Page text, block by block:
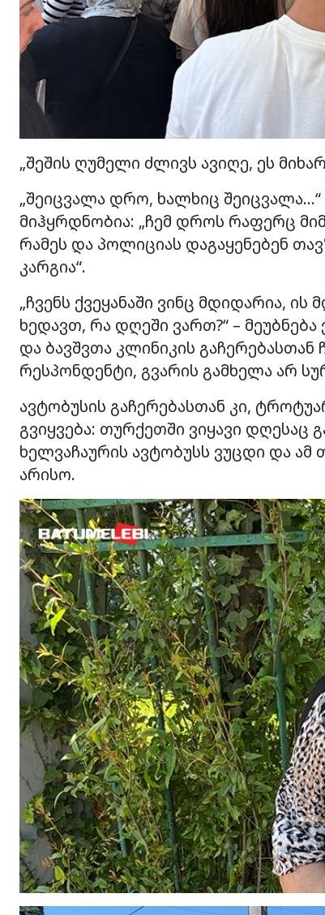
„შეშის ღუმელი ძლივს ავიღე, ეს
„შეიცვალა დრო, ხალხიც
მიჰყრდნობია: „ჩემ დროს რაფერც
რამეს და პოლიციას დაგაყენებენ
კარგია“.
„ჩვენს ქვეყანაში ვინც მდიდარია,
ხედავთ, რა დღეში ვართ?“ –
და ბავშვთა კლინიკის
რესპონდენტი, გვარის გამხელა არ
ავტობუსის გაჩერებასთან კი,
გვიყვება: თურქეთში ვიყავი
ხელვაჩაურის ავტობუსს ვუცდი და ამ
არისო.